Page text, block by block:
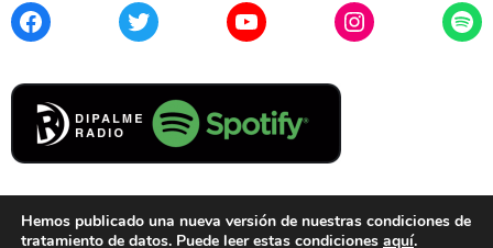
FacebookTwitter YouTubeInstagram
Hemos publicado una nueva versión de nuestras condiciones de
tratamiento de datos. Puede leer estas condiciones aquí.